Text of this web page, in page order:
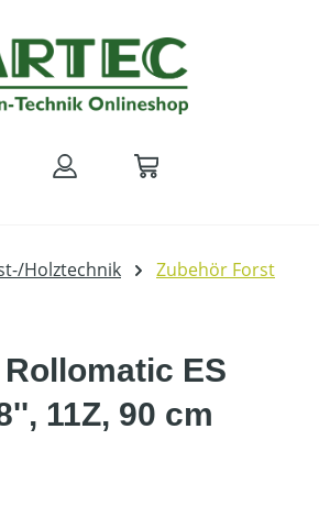
Holztechnik Zubehör Forst
ES
11Z, 90 cm